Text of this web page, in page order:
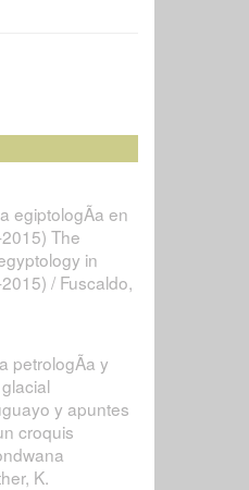
egiptologÃ­a en
The
in
/ Fuscaldo,
petrologÃ­a y
y apuntes
croquis
K.